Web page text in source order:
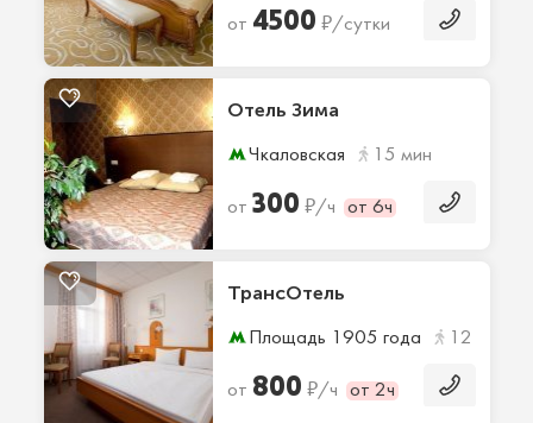
от 4500 ₽/сутки
Отель Зима
Чкаловская 15 мин
от 300 ₽/ч от 6ч
ТрансОтель
Площадь 1905 года 12 мин
от 800 ₽/ч от 2ч